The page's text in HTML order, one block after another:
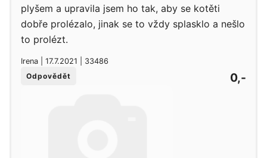
plyšem a upravila jsem ho tak, aby se kotěti
dobře prolézalo, jinak se to vždy splasklo a nešlo
to prolézt.
Irena | 17.7.2021 | 33486
Odpovědět
0,-